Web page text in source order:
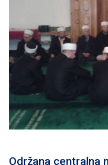
Održana centralna